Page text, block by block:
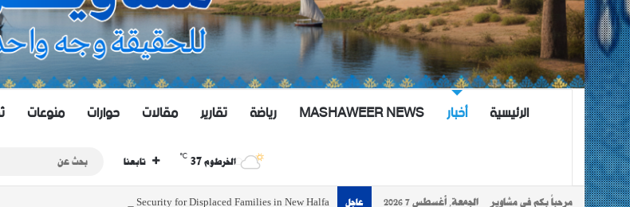
الرئيسية أخبار MASHAWEER NEWS رياضة تقارير مقالات حوارات منوعات
الخرطوم 37
℃
تابعنا
مرحباً بكم في مشاوير الجمعة, أغسطس 7 2026 عاجل Initiatives to Support Food Security for Displaced Families in New Halfa